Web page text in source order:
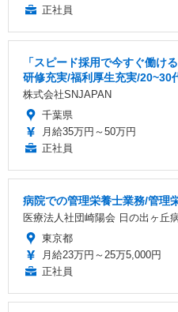
正社員
「スピード採用で今すぐ働け
研修充実/福利厚生充実/20~30
株式会社SNJAPAN
千葉県
月給35万円～50万円
正社員
病院での管理栄養士業務/管理
医療法人社団崎陽会 日の出ヶ丘
東京都
月給23万円～25万5,000円
正社員